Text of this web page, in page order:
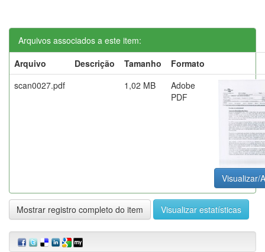
Arquivos associados a este item:
Arquivo
Descrição Tamanho
Formato
scan0027.pdf
1,02 MB
Adobe
PDF
Visualizar/
Mostrar registro completo do item Visualizar estatísticas